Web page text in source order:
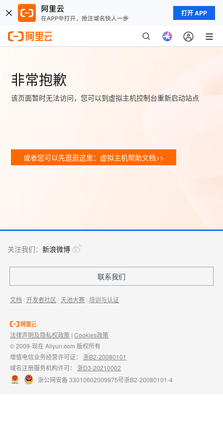
打开 APP
非常抱歉
该页面暂时无法访问，您可以到虚拟主机控制台重新启动站点
或者您可以先逛逛这里：虚拟主机帮助文档>>